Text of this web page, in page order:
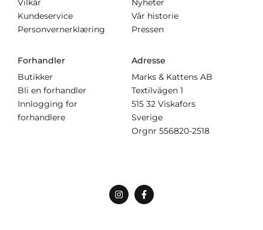
Vilkår
Kundeservice
Personvernerklæring
Nyheter
Vår historie
Pressen
Forhandler
Butikker
Bli en forhandler
Innlogging for
forhandlere
Adresse
Marks & Kattens AB
Textilvägen 1
515 32 Viskafors
Sverige
Orgnr 556820-2518